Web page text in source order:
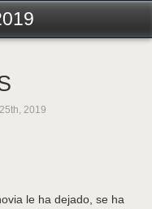
2019
le ha dejado, se ha